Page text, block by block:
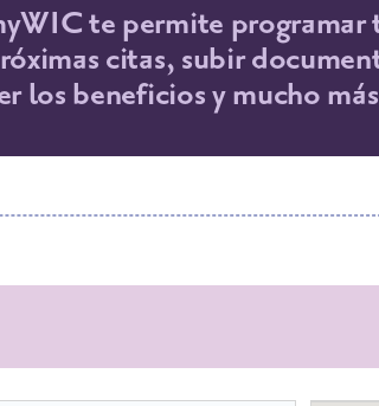
te permite programar
citas, subir
los beneficios y mucho